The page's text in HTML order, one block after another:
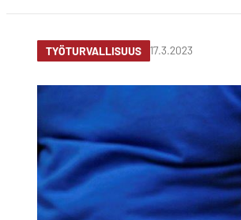
TYÖTURVALLISUUS 17.3.2023